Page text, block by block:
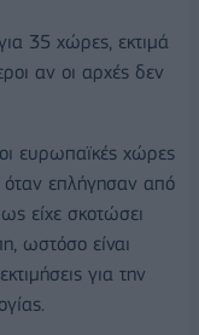
35 χώρες, εκτιμά
αν οι αρχές δεν
ευρωπαϊκές χώρες
όταν επλήγησαν από
είχε σκοτώσει
ωστόσο είναι
για την